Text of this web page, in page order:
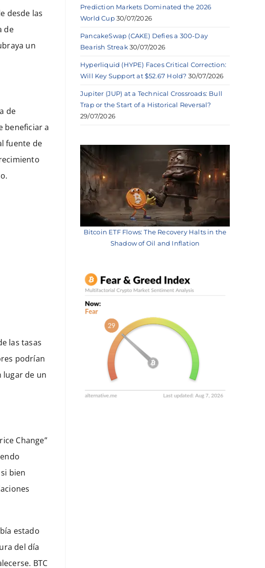
desde las
de
un
de
beneficiar a
fuente de
las tasas
podrían
lugar de un
Change”
bien
estado
del día
BTC
Prediction Markets Dominated the 2026
World Cup 30/07/2026
PancakeSwap (CAKE) Defies a 300-Day
Bearish Streak 30/07/2026
Hyperliquid (HYPE) Faces Critical Correction:
Will Key Support at $52.67 Hold? 30/07/2026
Jupiter (JUP) at a Technical Crossroads: Bull
Trap or the Start of a Historical Reversal?
29/07/2026
Bitcoin ETF Flows: The Recovery Halts in the
Shadow of Oil and Inflation